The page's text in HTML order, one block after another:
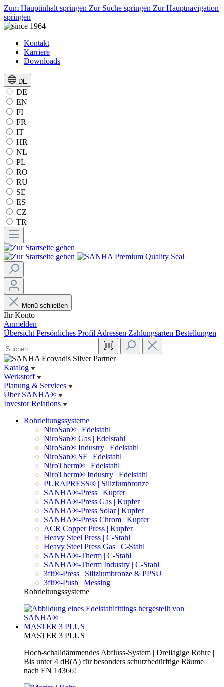
Zum Hauptinhalt springen Zur Suche springen Zur Hauptnavigation
springen
Kontakt
Karriere
Downloads
DE
DE
EN
FI
FR
IT
HR
NL
PL
RO
RU
SE
ES
CZ
TR
Menü schließen
Ihr Konto
Anmelden
Übersicht Persönliches Profil Adressen Zahlungsarten Bestellungen
Katalog
Werkstoff
Planung & Services
Über SANHA®
Investor Relations
Rohrleitungssysteme
NiroSan® | Edelstahl
NiroSan® Gas | Edelstahl
NiroSan® Industry | Edelstahl
NiroSan® SF | Edelstahl
NiroTherm® | Edelstahl
NiroTherm® Industry | Edelstahl
PURAPRESS® | Siliziumbronze
SANHA®-Press | Kupfer
SANHA®-Press Gas | Kupfer
SANHA®-Press Solar | Kupfer
SANHA®-Press Chrom | Kupfer
ACR Copper Press | Kupfer
Heavy Steel Press | C-Stahl
Heavy Steel Press Gas | C-Stahl
SANHA®-Therm | C-Stahl
SANHA®-Therm Industry | C-Stahl
3fit®-Press | Siliziumbronze & PPSU
3fit®-Push | Messing
Rohrleitungssysteme
MASTER 3 PLUS
MASTER 3 PLUS
Hoch-schalldämmendes Abfluss-System | Dreilagige Rohre |
Bis unter 4 dB(A) für besonders schutzbedürftige Räume
nach EN 14366!